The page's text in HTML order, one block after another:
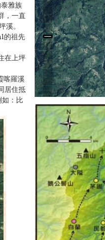
雅族
，一直
溪。
的祖先
在上坪
喀羅溪
居住抵
：比